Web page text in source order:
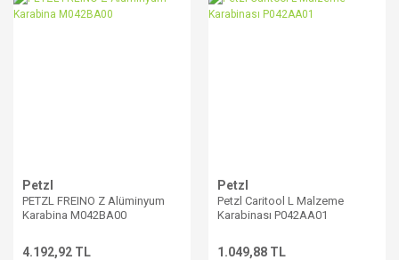
Petzl
PETZL FREINO Z Alüminyum
Karabina M042BA00
4.192,92 TL
Petzl
Petzl Caritool L Malzeme
Karabinası P042AA01
1.049,88 TL